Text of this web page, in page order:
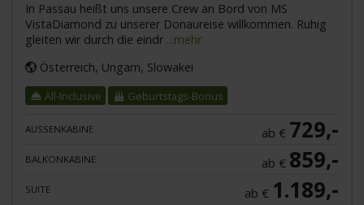
In Passau heißt uns unsere Crew an Bord von MS
VistaDiamond zu unserer Donaureise willkommen. Ruhig
gleiten wir durch die eindr ...mehr
Österreich, Ungarn, Slowakei
All-Inclusive Geburtstags-Bonus
AUSSENKABINE ab € 729,-
BALKONKABINE ab € 859,-
SUITE ab € 1.189,-